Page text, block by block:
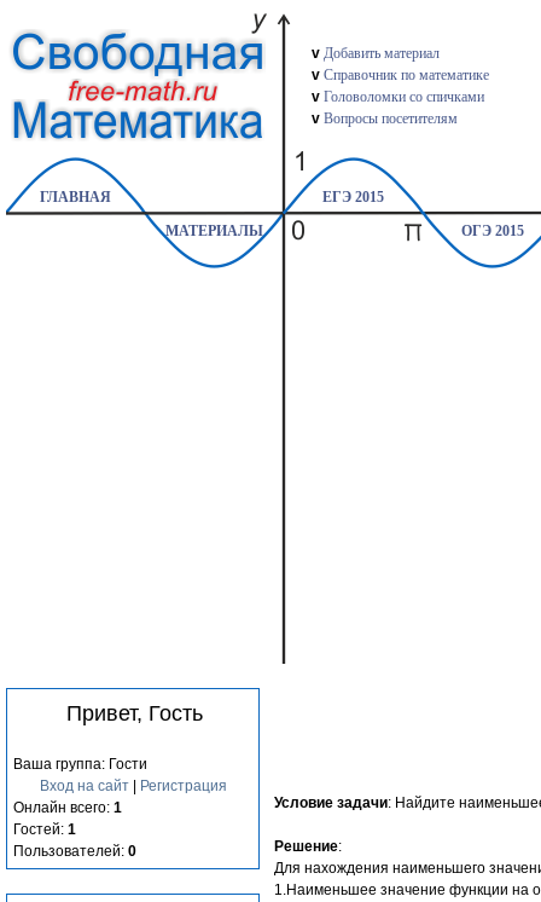
v Добавить материал
v Справочник по математике
v Головоломки со спичками
v Вопросы посетителям
ГЛАВНАЯ
ЕГЭ 2015
МАТЕРИАЛЫ
ОГЭ 2015
Привет, Гость
Ваша группа: Гости
Вход на сайт|
Регистрация
Онлайн всего: 1
Гостей: 1
Пользователей: 0
Условие задачи: Найдите
Решение:
Для нахождения наименьшего
1.Наименьшее значение функции на